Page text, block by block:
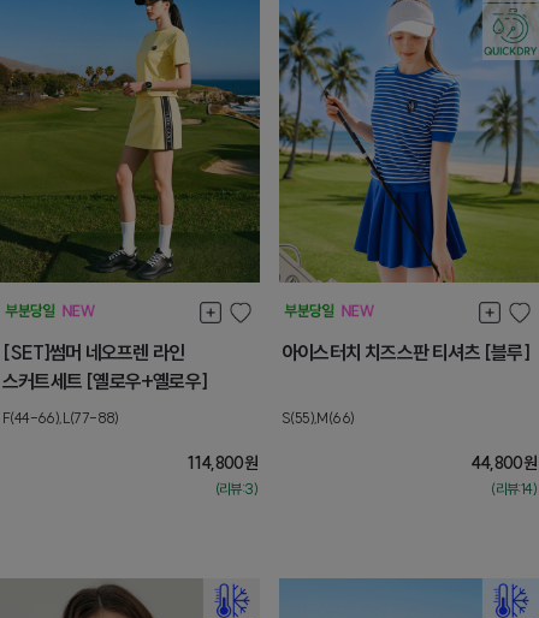
[SET]썸머 네오프렌 라인
스커트세트 [옐로우+옐로우]
F(44-66),L(77-88)
114,800원
(리뷰:3)
아이스터치 치즈스판 티셔츠 [블루]
S(55),M(66)
44,800원
(리뷰:14)